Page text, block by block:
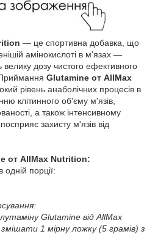
— це спортивна добавка, що
амінокислоті в м'язах —
велику дозу чистого ефективного
Приймання Glutamine от AllMax
рівень анаболічних процесів в
клітинного об'єму м'язів,
а також інтенсивному
захисту м'язів від
от AllMax Nutrition:
порції:
Glutamine від AllMax
1 мірну ложку (5 грамів) з